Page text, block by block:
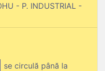
- P. INDUSTRIAL -
se circulă până la